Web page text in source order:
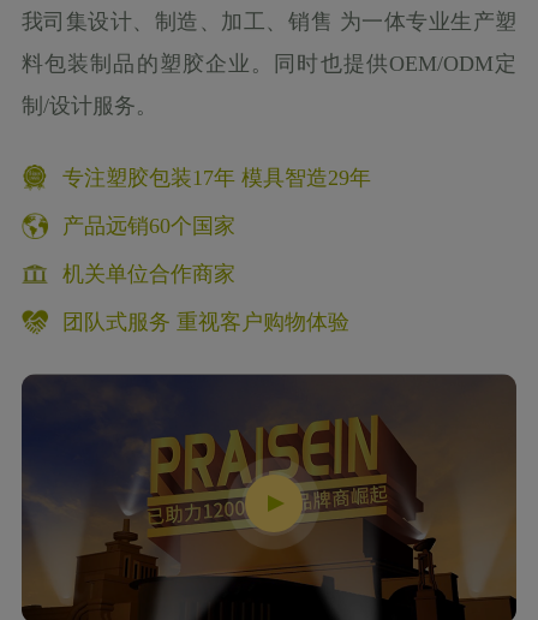
我司集设计、制造、加工、销售 为一体专业生产塑
料包装制品的塑胶企业。同时也提供OEM/ODM定
制/设计服务。
专注塑胶包装17年 模具智造29年
产品远销60个国家
机关单位合作商家
团队式服务 重视客户购物体验